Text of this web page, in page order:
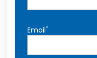
Email*